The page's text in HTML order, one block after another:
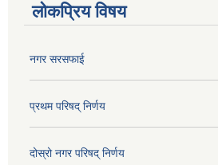
लोकप्रिय विषय
नगर सरसफाई
प्रथम परिषद् निर्णय
दोस्रो नगर परिषद् निर्णय